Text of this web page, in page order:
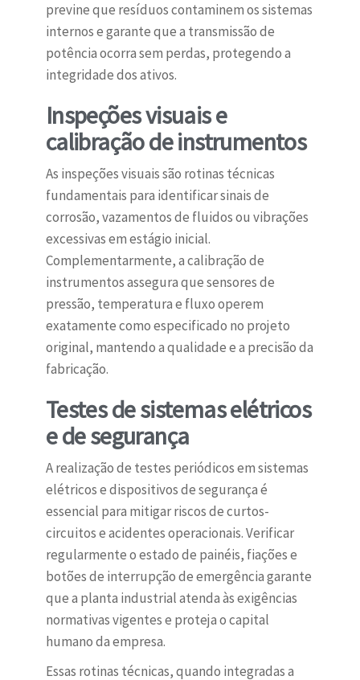
previne que resíduos contaminem os sistemas
internos e garante que a transmissão de
potência ocorra sem perdas, protegendo a
integridade dos ativos.
Inspeções visuais e
calibração de instrumentos
As inspeções visuais são rotinas técnicas
fundamentais para identificar sinais de
corrosão, vazamentos de fluidos ou vibrações
excessivas em estágio inicial.
Complementarmente, a calibração de
instrumentos assegura que sensores de
pressão, temperatura e fluxo operem
exatamente como especificado no projeto
original, mantendo a qualidade e a precisão da
fabricação.
Testes de sistemas elétricos
e de segurança
A realização de testes periódicos em sistemas
elétricos e dispositivos de segurança é
essencial para mitigar riscos de curtos-
circuitos e acidentes operacionais. Verificar
regularmente o estado de painéis, fiações e
botões de interrupção de emergência garante
que a planta industrial atenda às exigências
normativas vigentes e proteja o capital
humano da empresa.
Essas rotinas técnicas, quando integradas a